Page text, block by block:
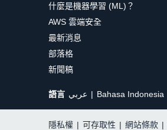
什麼是機器學習 (ML)？
AWS 雲端安全
最新消息
部落格
新聞稿
語言 عربي Bahasa Indonesia
隱私權 | 可存取性 | 網站條款 |